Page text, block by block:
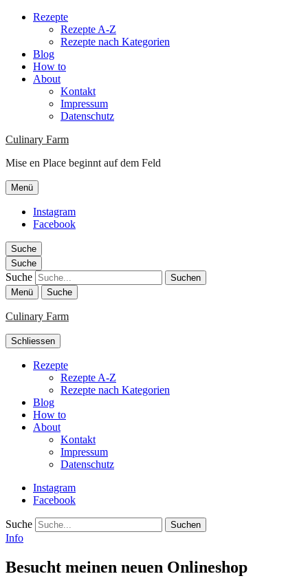
Rezepte
Rezepte A-Z
Rezepte nach Kategorien
Blog
How to
About
Kontakt
Impressum
Datenschutz
Culinary Farm
Mise en Place beginnt auf dem Feld
Menü
Instagram
Facebook
Suche
Suche
Suche
Menü Suche
Culinary Farm
Schliessen
Rezepte
Rezepte A-Z
Rezepte nach Kategorien
Blog
How to
About
Kontakt
Impressum
Datenschutz
Instagram
Facebook
Suche
Info
Besucht meinen neuen Onlineshop